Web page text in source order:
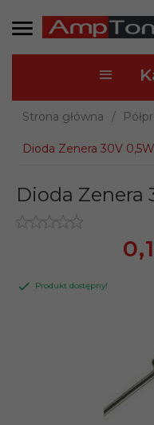
Strona główna
Dioda Zenera 30V 0,5W
Dioda Zenera
0,
Produkt dostępny!